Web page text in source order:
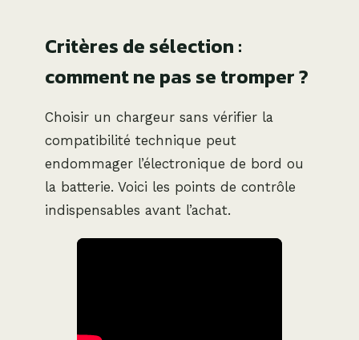
Critères de sélection :
comment ne pas se tromper ?
Choisir un chargeur sans vérifier la
compatibilité technique peut
endommager l’électronique de bord ou
la batterie. Voici les points de contrôle
indispensables avant l’achat.